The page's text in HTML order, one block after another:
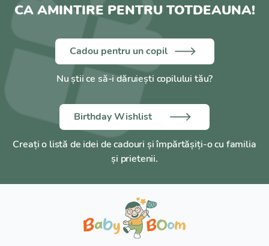
CA AMINTIRE PENTRU TOTDEAUNA!
Cadou pentru un copil
Nu știi ce să-i dăruiești copilului tău?
Birthday Wishlist
Creați o listă de idei de cadouri și împărtășiți-o cu familia
și prietenii.